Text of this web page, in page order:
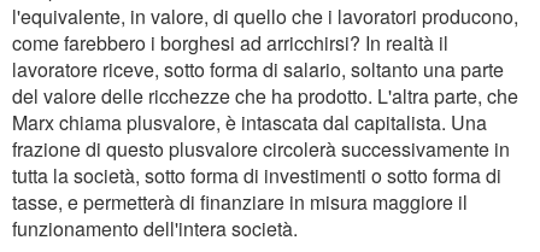
l'equivalente, in valore, di quello che i lavoratori producono,
come farebbero i borghesi ad arricchirsi? In realtà il
lavoratore riceve, sotto forma di salario, soltanto una parte
del valore delle ricchezze che ha prodotto. L'altra parte, che
Marx chiama plusvalore, è intascata dal capitalista. Una
frazione di questo plusvalore circolerà successivamente in
tutta la società, sotto forma di investimenti o sotto forma di
tasse, e permetterà di finanziare in misura maggiore il
funzionamento dell'intera società.